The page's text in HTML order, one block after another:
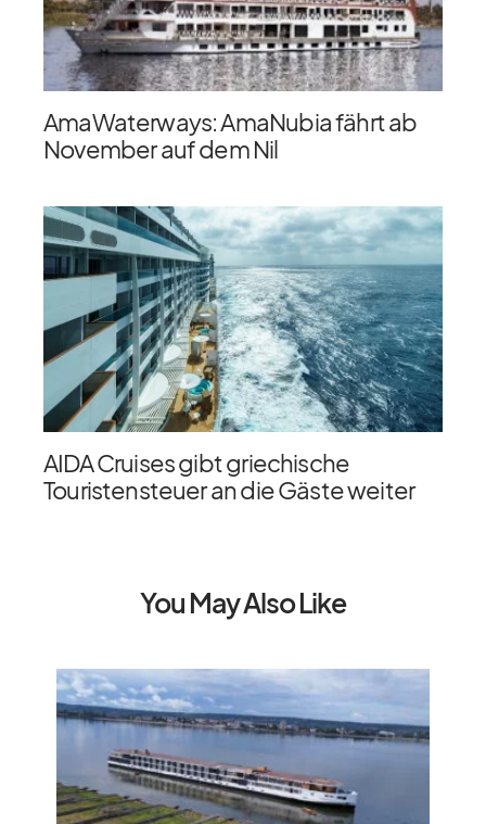
AmaWaterways: AmaNubia fährt ab
November auf dem Nil
AIDA Cruises gibt griechische
Touristensteuer an die Gäste weiter
You May Also Like